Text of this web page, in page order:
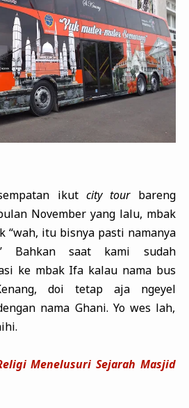
ikut city tourbareng
November yang lalu, mbak
“wah, itu bisnya pasti namanya
Bahkan saat kami sudah
ke mbak Ifa kalau nama bus
doi tetap aja ngeyel
nama Ghani. Yo wes lah,
Menelusuri Sejarah Masjid